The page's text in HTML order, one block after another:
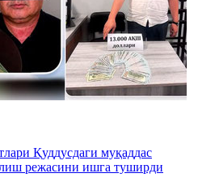
Қуддусдаги муқаддас
режасини ишга туширди